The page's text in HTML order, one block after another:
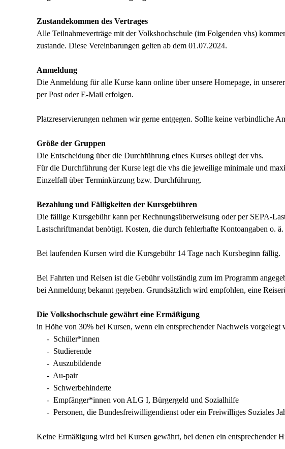
Zustandekommen des Vertrages
Alle Teilnahmeverträge mit der Volkshochschule (im Folgenden vhs)
zustande. Diese Vereinbarungen gelten ab dem 01.07.2024.
Anmeldung
Die Anmeldung für alle Kurse kann online über unsere Homepage, in
per Post oder E-Mail erfolgen.
Platzreservierungen nehmen wir gerne entgegen. Sollte keine verbindliche
Größe der Gruppen
Die Entscheidung über die Durchführung eines Kurses obliegt der vhs.
Für die Durchführung der Kurse legt die vhs die jeweilige minimale und
Einzelfall über Terminkürzung bzw. Durchführung.
Bezahlung und Fälligkeiten der Kursgebühren
Die fällige Kursgebühr kann per Rechnungsüberweisung oder per SEPA-
Lastschriftmandat benötigt. Kosten, die durch fehlerhafte Kontoangaben o.
Bei laufenden Kursen wird die Kursgebühr 14 Tage nach Kursbeginn fällig.
Bei Fahrten und Reisen ist die Gebühr vollständig zum im Programm
bei Anmeldung bekannt gegeben. Grundsätzlich wird empfohlen, eine
Die Volkshochschule gewährt eine Ermäßigung
in Höhe von 30% bei Kursen, wenn ein entsprechender Nachweis vorgelegt
- Schüler*innen
- Studierende
- Auszubildende
- Au-pair
- Schwerbehinderte
- Empfänger*innen von ALG I, Bürgergeld und Sozialhilfe
- Personen, die Bundesfreiwilligendienst oder ein Freiwilliges Soziales
Keine Ermäßigung wird bei Kursen gewährt, bei denen ein entsprechender